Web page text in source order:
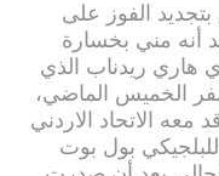
الفوز على
أنه مني بخسارة
هاري ريدناب الذي
الى اكتساح بنغلادش 8-صفر الخميس الماضي،
معه الاتحاد الاردني
بول بوت